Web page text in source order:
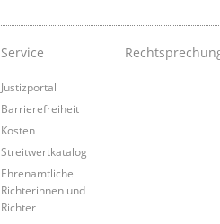
Service
Justizportal
Barrierefreiheit
Kosten
Streitwertkatalog
Ehrenamtliche
Richterinnen und
Richter